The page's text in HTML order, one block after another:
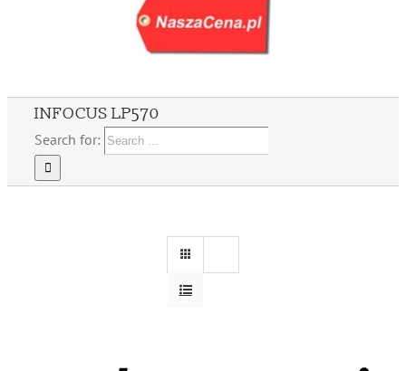
INFOCUS LP570
Search for: